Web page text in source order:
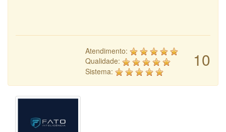
10
Atendimento:
Qualidade:
Sistema: